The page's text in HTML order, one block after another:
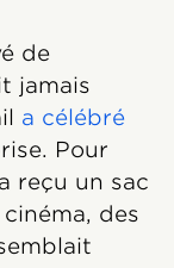
de
jamais
a célébré
Pour
reçu un sac
des